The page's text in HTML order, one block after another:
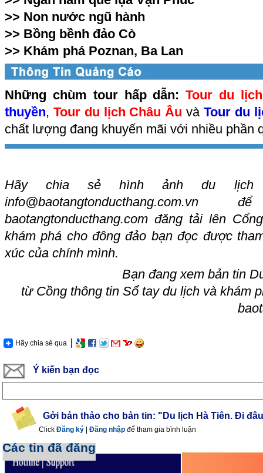
>> Non nước ngũ hành
>> Bồng bềnh đảo Cò
>> Khám phá Poznan, Ba Lan
Những chùm tour hấp dẫn:Tour du
thuyền, Tour du lịch Châu Âu vàTour du
chất lượng đang khuyến mãi với nhiều phần
Hãy chia sẻ hình ảnh du
info@baotangtonducthang.com.vn
baotangtonducthang.com đăng tải lên
khám phá cho đông đảo bạn đọc được
xúc của chính mình.
Bạn đang xem bản tin
từ Cồng thông tin Sổ tay du lịch và khám
Hãy chia sẻ qua
Ý kiến bạn đọc
Gởi bản thảo cho bản tin: "Du lịch Hà Tiên. Đi
Click Đăng ký Đăng nhập để tham gia bình luận
Các tin đã đăng